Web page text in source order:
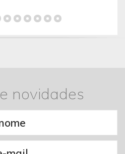
e novidades